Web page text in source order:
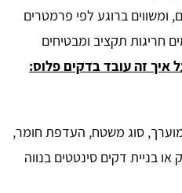
ברוגע לפי פרמטרים
חריגות תקציב ומבטיחים
איך זה עובד בדקים פלוס:
סוג משטח, העדפת חומר,
או בניית דקים סינטטים בנווה